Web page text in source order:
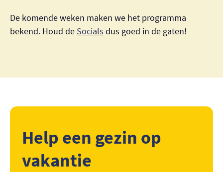
De komende weken maken we het programma
bekend. Houd de Socials dus goed in de gaten!
Help een gezin op
vakantie